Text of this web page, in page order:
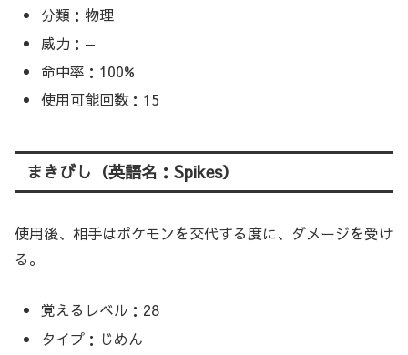
分類：物理
威力：—
命中率：100%
使用可能回数：15
まきびし（英語名：Spikes）
使用後、相手はポケモンを交代する度に、ダメージを受け
る。
覚えるレベル：28
タイプ：じめん